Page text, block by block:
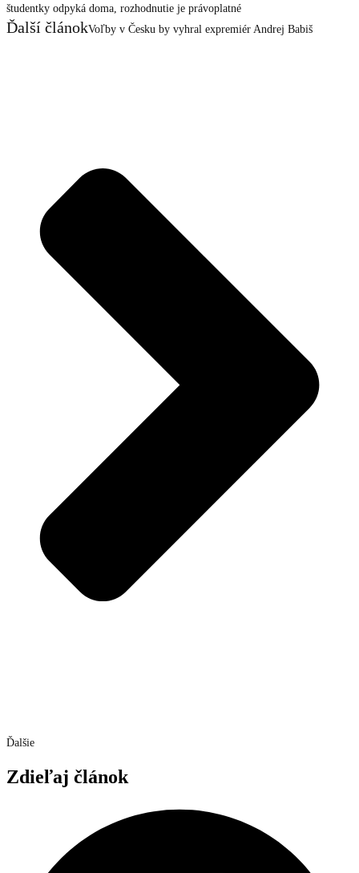
študentky odpyká doma, rozhodnutie je právoplatné
Ďalší článokVoľby v Česku by vyhral expremiér Andrej Babiš
Ďalšie
Zdieľaj článok